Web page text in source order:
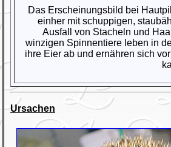
Das Erscheinungsbild bei
einher mit schuppigen,
Ausfall von Stacheln und
winzigen Spinnentiere leben in
ihre Eier ab und ernähren sich
Ursachen